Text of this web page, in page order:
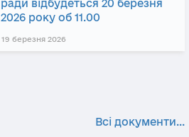
ради відбудеться 20 березня
2026 року об 11.00
19 березня 2026
Всі документи...